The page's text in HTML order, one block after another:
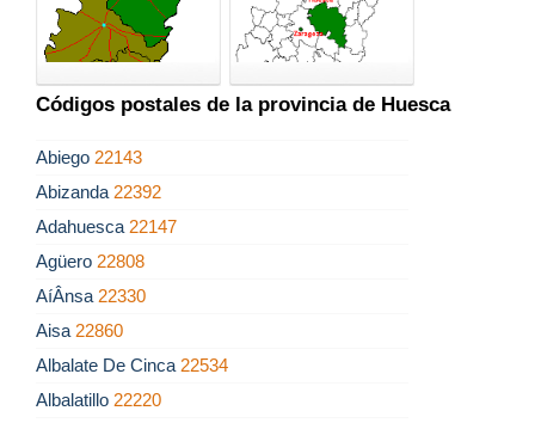
Códigos postales de la provincia de Huesca
Abiego 22143
Abizanda 22392
Adahuesca 22147
Agüero 22808
AíÂ­nsa 22330
Aisa 22860
Albalate De Cinca 22534
Albalatillo 22220